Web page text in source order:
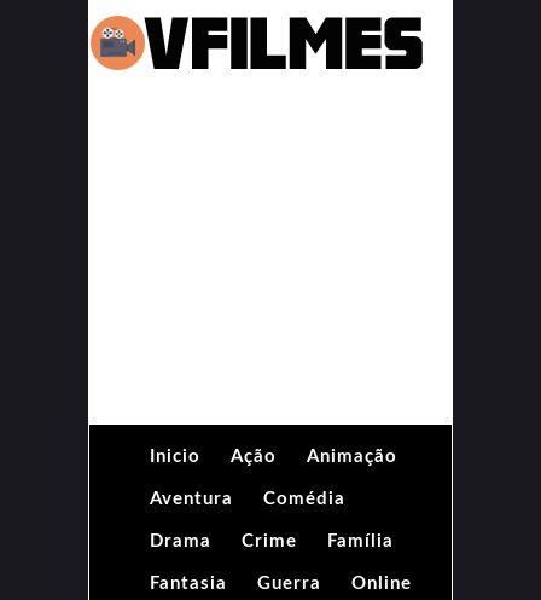
Inicio Ação Animação
Aventura Comédia
Drama Crime Família
Fantasia Guerra Online